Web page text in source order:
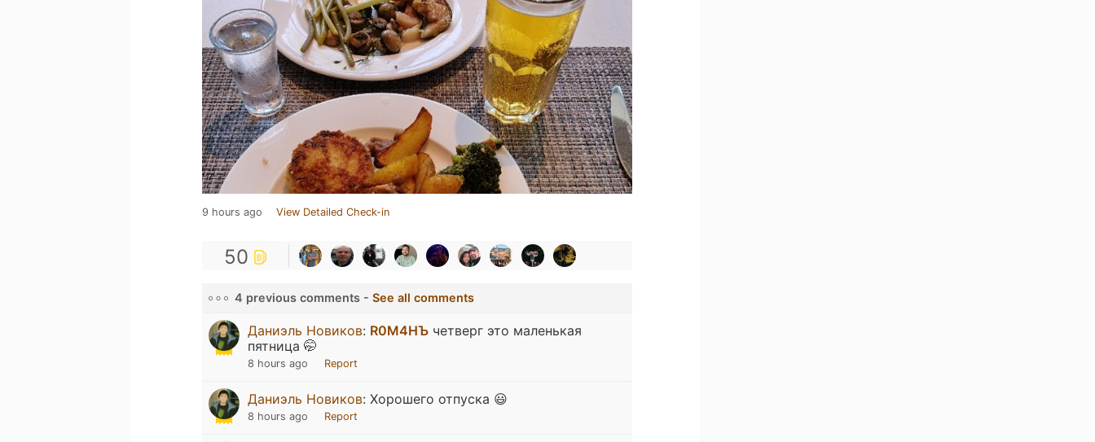
9 hours ago View Detailed Check-in
50
4 previous comments - See all comments
Даниэль Новиков: R0M4HЪ четверг это маленькая
пятница 🤭
8 hours ago Report
Даниэль Новиков: Хорошего отпуска 😃
8 hours ago Report